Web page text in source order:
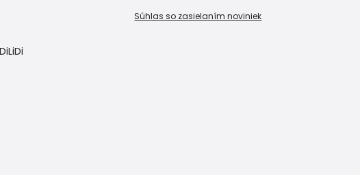
Súhlas so zasielaním noviniek